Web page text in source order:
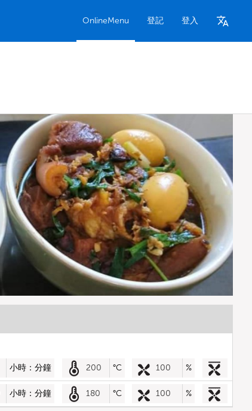
OnlineMenu 登記 登入
小時：分鐘 200 °C 100 %
小時：分鐘 180 °C 100 %